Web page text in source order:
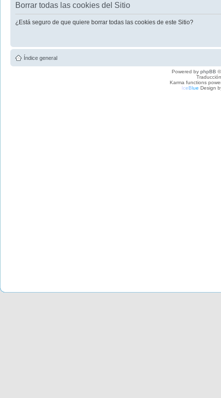
Borrar todas las cookies del Sitio
¿Está seguro de que quiere borrar todas las cookies de este Sitio?
Índice general
Powered by phpBB
Karma functions
IceBlue Design